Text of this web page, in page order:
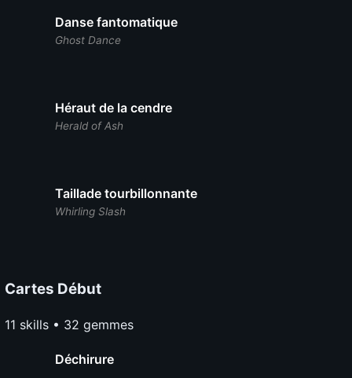
Danse fantomatique
Ghost Dance
Héraut de la cendre
Herald of Ash
Taillade tourbillonnante
Whirling Slash
Cartes Début
11 skills • 32 gemmes
Déchirure